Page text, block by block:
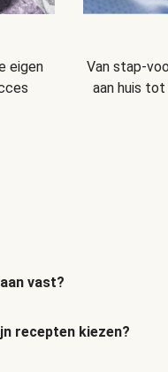
eigen
Van stap-
aan huis tot
vast?
recepten kiezen?